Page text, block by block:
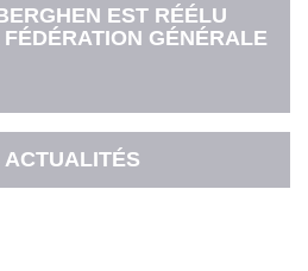
EST RÉÉLU
GÉNÉRALE